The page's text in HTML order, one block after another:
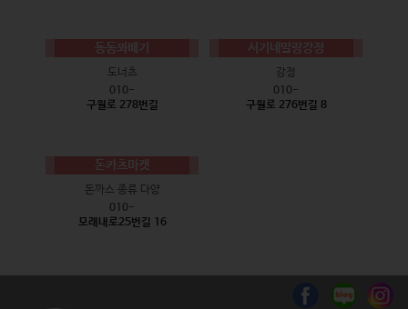
동동꽈배기
도너츠
010-
구월로 278번길
서기네말랑강정
강정
010-
구월로 276번길 8
돈카츠마켓
돈까스 종류 다양
010-
모래내로25번길 16